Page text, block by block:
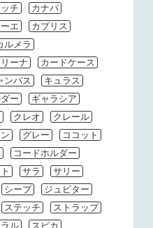
チ
カナパ
エ
カプリス
ルメラ
ーナ
カードケース
ンバス
キュラス
ー
ギャラシア
クレオ
クレール
グレー
ココット
コードホルダー
サラ
サリー
シープ
ジュピター
ステッチ
ストラップ
ル
スピカ